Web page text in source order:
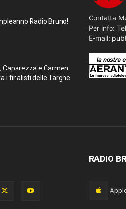
Radio Bruno!
Caparezza e Carmen
i finalisti delle Targhe
Contatta
Per info:
E-mail:
RADIO